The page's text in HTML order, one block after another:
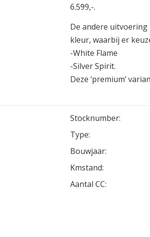
6.599,-.
De andere
kleur, waarbij er
-White Flame
-Silver Spirit.
Deze ‘premium’
Stocknumber:
Type:
Bouwjaar:
Kmstand:
Aantal CC: